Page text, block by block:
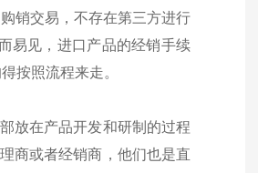
销交易，不存在第三方进行
易见，进口产品的经销手续
按照流程来走。
放在产品开发和研制的过程
商或者经销商，他们也是直